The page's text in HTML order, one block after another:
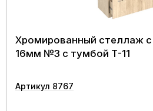
Хромированный стеллаж
16мм №3 с тумбой Т-11
Артикул 8767